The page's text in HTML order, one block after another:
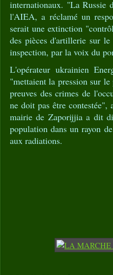
internationaux. "La Russie
l'AIEA, a réclamé un
serait une extinction
des pièces d'artillerie sur
inspection, par la voix du
L'opérateur ukrainien
"mettaient la pression sur
preuves des crimes de
ne doit pas être
mairie de Zaporijjia a dit
population dans un rayon
aux radiations.